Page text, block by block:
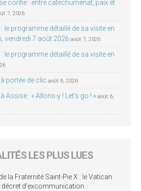
confie : entre catéchuménat, paix et
7, 2026
: le programme détaillé de sa visite en
vendredi 7 août 2026 août 7, 2026
: le programme détaillé de sa visite en
portée de clic août 6, 2026
Assise : « Allons-y ! Let’s go ! » août 6,
LES PLUS LUES
la Fraternité Saint-Pie X : le Vatican
décret d’excommunication